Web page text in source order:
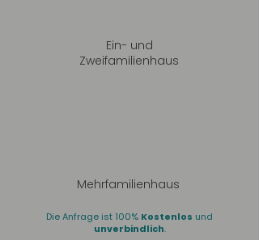
Ein- und
Zweifamilienhaus
Mehrfamilienhaus
Die Anfrage ist 100% Kostenlos und
unverbindlich.